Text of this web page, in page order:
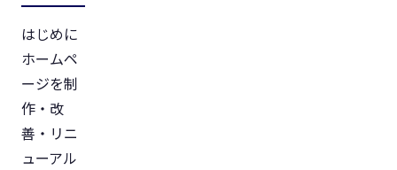
はじめに
ホームペ
ージを制
作・改
善・リニ
ューアル